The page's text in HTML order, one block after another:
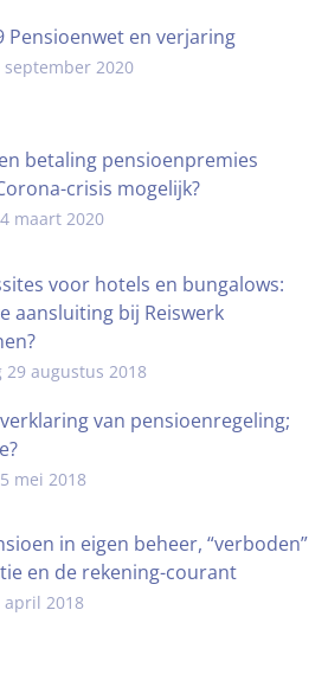
Pensioenwet en verjaring
2020
betaling pensioenpremies
crisis mogelijk?
maart 2020
voor hotels en bungalows:
aansluiting bij Reiswerk
29 augustus 2018
van pensioenregeling;
mei 2018
in eigen beheer, “verboden”
en de rekening-courant
2018